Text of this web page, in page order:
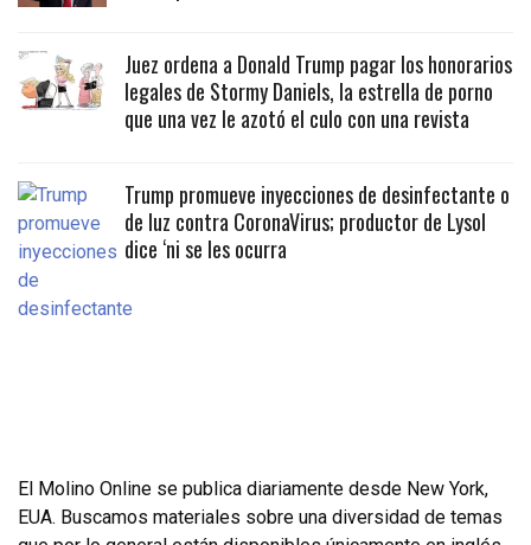
Juez ordena a Donald Trump pagar los honorarios
legales de Stormy Daniels, la estrella de porno
que una vez le azotó el culo con una revista
Trump promueve inyecciones de desinfectante o
de luz contra CoronaVirus; productor de Lysol
dice ‘ni se les ocurra
El Molino Online se publica diariamente desde New York,
EUA. Buscamos materiales sobre una diversidad de temas